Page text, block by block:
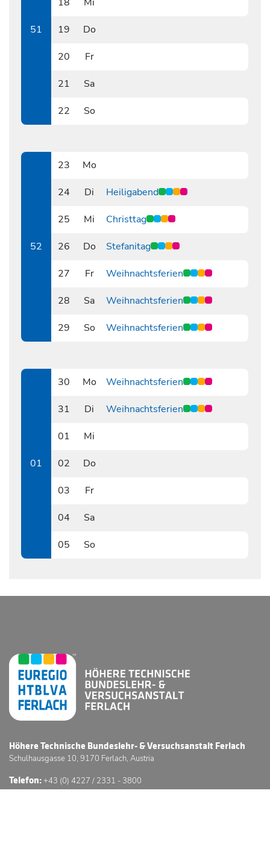
51
19
Do
20
Fr
21
Sa
22
So
52
23
Mo
24
Di Heiligabend
25
Mi Christtag
26
Do Stefanitag
27
Fr Weihnachtsferien
28
Sa Weihnachtsferien
29
So Weihnachtsferien
01
30
Mo Weihnachtsferien
31
Di Weihnachtsferien
01
Mi
02
Do
03
Fr
04
Sa
05
So
Höhere Technische Bundeslehr- & Versuchsanstalt Ferlach
Schulhausgasse 10, 9170 Ferlach, Austria
Telefon:+43 (0) 4227 / 2331 - 3800
E-Mail: